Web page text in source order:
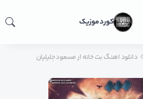
کورد موزیک
دانلود اهنگ بت خانه ار مسعود جلیلیان